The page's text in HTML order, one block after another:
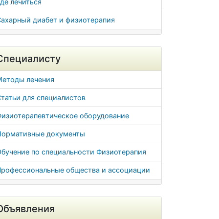
лечиться
диабет и физиотерапия
лечения
для специалистов
оборудование
документы
по специальности Физиотерапия
общества и ассоциации